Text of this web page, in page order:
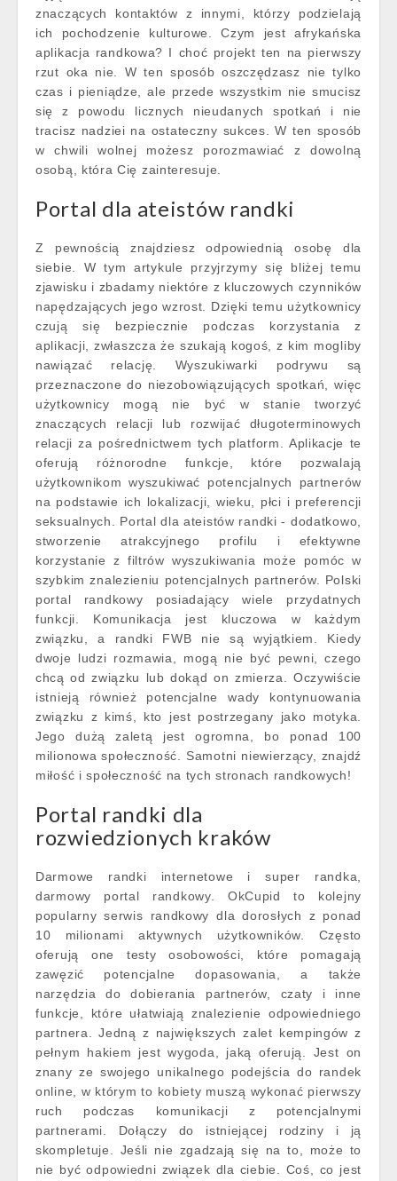
znaczących kontaktów z innymi, którzy podzielają
ich pochodzenie kulturowe. Czym jest afrykańska
aplikacja randkowa? I choć projekt ten na pierwszy
rzut oka nie. W ten sposób oszczędzasz nie tylko
czas i pieniądze, ale przede wszystkim nie smucisz
się z powodu licznych nieudanych spotkań i nie
tracisz nadziei na ostateczny sukces. W ten sposób
w chwili wolnej możesz porozmawiać z dowolną
osobą, która Cię zainteresuje.
Portal dla ateistów randki
Z pewnością znajdziesz odpowiednią osobę dla
siebie. W tym artykule przyjrzymy się bliżej temu
zjawisku i zbadamy niektóre z kluczowych czynników
napędzających jego wzrost. Dzięki temu użytkownicy
czują się bezpiecznie podczas korzystania z
aplikacji, zwłaszcza że szukają kogoś, z kim mogliby
nawiązać relację. Wyszukiwarki podrywu są
przeznaczone do niezobowiązujących spotkań, więc
użytkownicy mogą nie być w stanie tworzyć
znaczących relacji lub rozwijać długoterminowych
relacji za pośrednictwem tych platform. Aplikacje te
oferują różnorodne funkcje, które pozwalają
użytkownikom wyszukiwać potencjalnych partnerów
na podstawie ich lokalizacji, wieku, płci i preferencji
seksualnych. Portal dla ateistów randki - dodatkowo,
stworzenie atrakcyjnego profilu i efektywne
korzystanie z filtrów wyszukiwania może pomóc w
szybkim znalezieniu potencjalnych partnerów. Polski
portal randkowy posiadający wiele przydatnych
funkcji. Komunikacja jest kluczowa w każdym
związku, a randki FWB nie są wyjątkiem. Kiedy
dwoje ludzi rozmawia, mogą nie być pewni, czego
chcą od związku lub dokąd on zmierza. Oczywiście
istnieją również potencjalne wady kontynuowania
związku z kimś, kto jest postrzegany jako motyka.
Jego dużą zaletą jest ogromna, bo ponad 100
milionowa społeczność. Samotni niewierzący, znajdź
miłość i społeczność na tych stronach randkowych!
Portal randki dla
rozwiedzionych kraków
Darmowe randki internetowe i super randka,
darmowy portal randkowy. OkCupid to kolejny
popularny serwis randkowy dla dorosłych z ponad
10 milionami aktywnych użytkowników. Często
oferują one testy osobowości, które pomagają
zawęzić potencjalne dopasowania, a także
narzędzia do dobierania partnerów, czaty i inne
funkcje, które ułatwiają znalezienie odpowiedniego
partnera. Jedną z największych zalet kempingów z
pełnym hakiem jest wygoda, jaką oferują. Jest on
znany ze swojego unikalnego podejścia do randek
online, w którym to kobiety muszą wykonać pierwszy
ruch podczas komunikacji z potencjalnymi
partnerami. Dołączy do istniejącej rodziny i ją
skompletuje. Jeśli nie zgadzają się na to, może to
nie być odpowiedni związek dla ciebie. Coś, co jest